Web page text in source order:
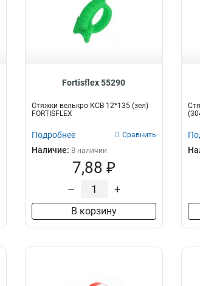
Fortisflex 55290
Стяжки велькро КСВ 12*135 (зел)
FORTISFLEX
Подробнее Сравнить
Наличие: В наличии
7,88 ₽
– +
В корзину